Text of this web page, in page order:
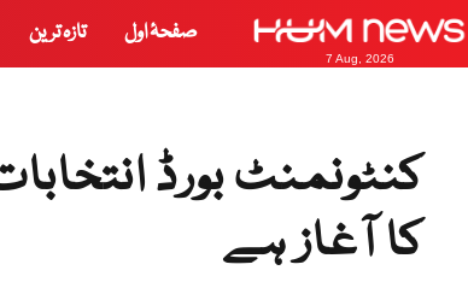
7 Aug, 2026
صفحۂ اول تازہ ترین
کنٹونمنٹ بورڈ
کا آغاز ہے